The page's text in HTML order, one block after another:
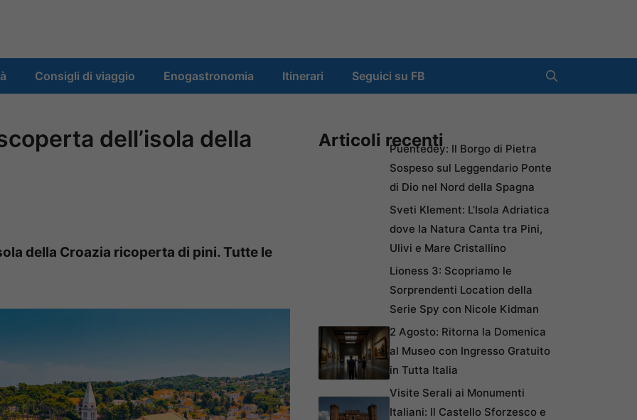
Consigli di viaggio Enogastronomia Itinerari Seguici su FB
dell’isola della
della Croazia ricoperta di pini. Tutte le
Articoli recentiPuentedey: Il Borgo di Pietra
Sospeso sul Leggendario Ponte
di Dio nel Nord della Spagna
Sveti Klement: L’Isola Adriatica
dove la Natura Canta tra Pini,
Ulivi e Mare Cristallino
Lioness 3: Scopriamo le
Sorprendenti Location della
Serie Spy con Nicole Kidman
2 Agosto: Ritorna la Domenica
al Museo con Ingresso Gratuito
in Tutta Italia
Visite Serali ai Monumenti
Italiani: Il Castello Sforzesco e